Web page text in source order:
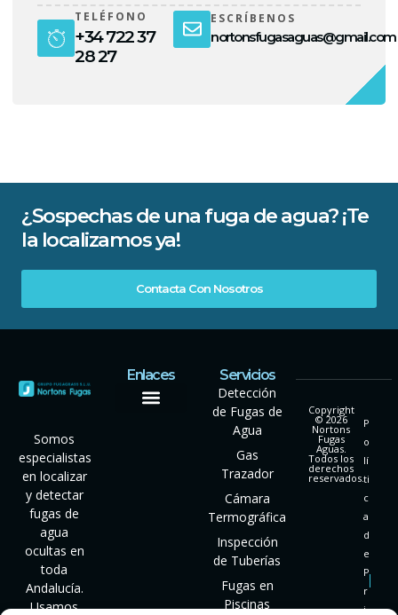
TELÉFONO
+34 722 37
28 27
ESCRÍBENOS
nortonsfugasaguas@gmail.com
¿Sospechas de una fuga de agua? ¡Te
la localizamos ya!
Contacta Con Nosotros
Somos
especialistas
en localizar
y detectar
fugas de
agua
ocultas en
toda
Andalucía.
Usamos
Enlaces
Servicios
Detección
de Fugas de
Agua
Gas
Trazador
Cámara
Termográfica
Inspección
de Tuberías
Fugas en
Piscinas
Copyright
© 2026
Nortons
Fugas
Aguas.
Todos los
derechos
reservados.
P
o
lí
ti
c
a
d
e
P
r
i